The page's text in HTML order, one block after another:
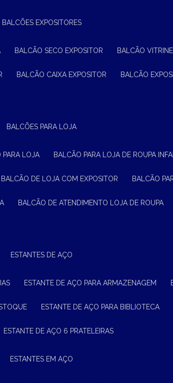
BALCÕES EXPOSITORES
BALCÃO SECO EXPOSITOR BALCÃO
BALCÃO CAIXA EXPOSITOR BALCÃO
BALCÕES PARA LOJA
PARA LOJA BALCÃO PARA LOJA DE ROUPA
BALCÃO DE LOJA COM EXPOSITOR BALCÃO
BALCÃO DE ATENDIMENTO LOJA DE ROUPA
ESTANTES DE AÇO
ESTANTE DE AÇO PARA ARMAZENAGEM
ESTANTE DE AÇO PARA BIBLIOTECA
ESTANTE DE AÇO 6 PRATELEIRAS
ESTANTES EM AÇO